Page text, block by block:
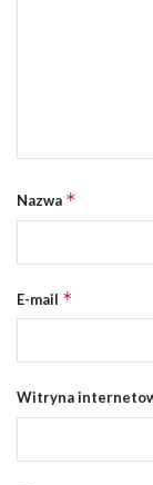
Nazwa *
E-mail *
Witryna